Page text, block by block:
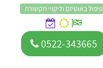
טיפול באוטיזם וליקויי תקשורת
0522-343665